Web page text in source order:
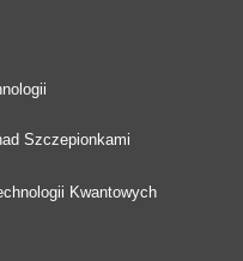
Szczepionkami
Kwantowych